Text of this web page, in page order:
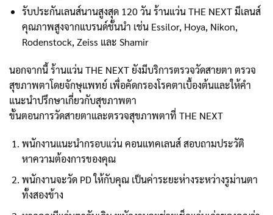
รับประกันเลนส์นานสูงสุด 120 วัน ร้านแว่น THE NEXT มีเลนส์
คุณภาพสูงจากแบรนด์ชั้นนำ เช่น Essilor, Hoya, Nikon,
Rodenstock, Zeiss และ Shamir
นอกจากนี้ ร้านแว่น THE NEXT ยังมีบริการตรวจวัดสายตา ตรวจ
สุขภาพตาโดยจักษุแพทย์ เพื่อคัดกรองโรคตาเบื้องต้นและให้คำ
แนะนำปรึกษาเกี่ยวกับสุขภาพตา
ขั้นตอนการวัดสายตาและตรวจสุขภาพตาที่ THE NEXT
พนักงานแนะนำกรอบแว่น คอนแทคเลนส์ สอบถามประวัติ
หาความต้องการของคุณ
พนักงานจะวัด PD ให้กับคุณ เป็นค่าระยะห่างระหว่างรูม่านตา
ทั้งสองข้าง